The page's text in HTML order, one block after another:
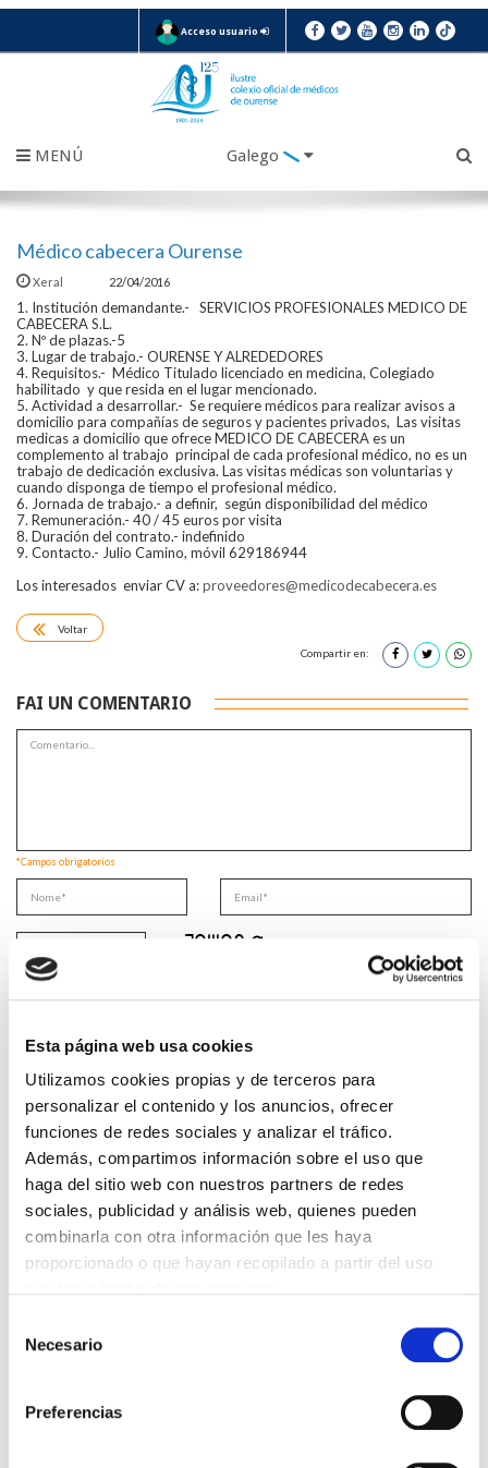
Esta página web usa cookies
Utilizamos cookies propias y de terceros para
personalizar el contenido y los anuncios, ofrecer
funciones de redes sociales y analizar el tráfico.
Además, compartimos información sobre el uso que
haga del sitio web con nuestros partners de redes
sociales, publicidad y análisis web, quienes pueden
combinarla con otra información que les haya
proporcionado o que hayan recopilado a partir del uso
Necesario
Preferencias
Acceso usuario
MENÚ Galego
Médico cabecera Ourense
Xeral 22/04/2016
1. Institución demandante.- SERVICIOS PROFESIONALES MEDICO DE
CABECERA S.L.
2. Nº de plazas.-5
3. Lugar de trabajo.- OURENSE Y ALREDEDORES
4. Requisitos.- Médico Titulado licenciado en medicina, Colegiado
habilitado y que resida en el lugar mencionado.
5. Actividad a desarrollar.- Se requiere médicos para realizar avisos a
domicilio para compañías de seguros y pacientes privados, Las visitas
medicas a domicilio que ofrece MEDICO DE CABECERA es un
complemento al trabajo principal de cada profesional médico, no es un
trabajo de dedicación exclusiva. Las visitas médicas son voluntarias y
cuando disponga de tiempo el profesional médico.
6. Jornada de trabajo.- a definir, según disponibilidad del médico
7. Remuneración.- 40 / 45 euros por visita
8. Duración del contrato.- indefinido
9. Contacto.- Julio Camino, móvil 629186944
Los interesados enviar CV a:proveedores@medicodecabecera.es
Voltar
Compartir en:
FAI UN COMENTARIO
*Campos obrigatorios
DESTACADAS
SANIDAD CREA UN DIPLOMA OFICIAL PARA RECONOCER LA
LABOR DE LOS TUTORES DE RESIDENTES
06/08/2026
LA ALIANZA MÉDICA POR LA SALUD PLANETARIA SE ADHIERE
AL PACTO DE ESTADO FRENTE A LA EMERGENCIA CLIMÁTICA
03/08/2026
PREMIOS DE LA REAL ACADEMIA DE MEDICINA DE GALICIA
CARTA DEL PRESIDENTE DE MUTUAL MÉDICA SOBRE LA
REFORMA DE LAS MUTUALIDADES ALTERNATIVAS Y LA
EL COLEGIO MÉDICO DE OURENSE CONVOCA EL I CERTAMEN